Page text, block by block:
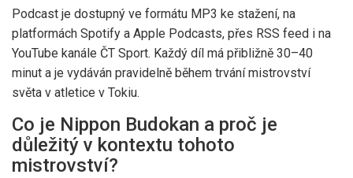
Podcast je dostupný ve formátu MP3 ke stažení, na
platformách Spotify a Apple Podcasts, přes RSS feed i na
YouTube kanále ČT Sport. Každý díl má přibližně 30–40
minut a je vydáván pravidelně během trvání mistrovství
světa v atletice v Tokiu.
Co je Nippon Budokan a proč je
důležitý v kontextu tohoto
mistrovství?